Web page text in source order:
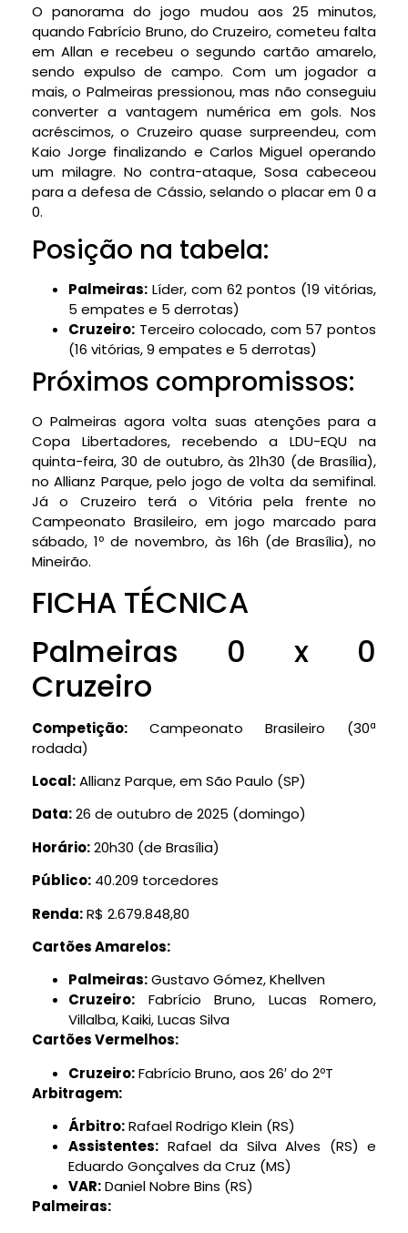
O panorama do jogo mudou aos 25 minutos,
quando Fabrício Bruno, do Cruzeiro, cometeu falta
em Allan e recebeu o segundo cartão amarelo,
sendo expulso de campo. Com um jogador a
mais, o Palmeiras pressionou, mas não conseguiu
converter a vantagem numérica em gols. Nos
acréscimos, o Cruzeiro quase surpreendeu, com
Kaio Jorge finalizando e Carlos Miguel operando
um milagre. No contra-ataque, Sosa cabeceou
para a defesa de Cássio, selando o placar em 0 a
0.
Posição na tabela:
Palmeiras: Líder, com 62 pontos (19 vitórias,
5 empates e 5 derrotas)
Cruzeiro: Terceiro colocado, com 57 pontos
(16 vitórias, 9 empates e 5 derrotas)
Próximos compromissos:
O Palmeiras agora volta suas atenções para a
Copa Libertadores, recebendo a LDU-EQU na
quinta-feira, 30 de outubro, às 21h30 (de Brasília),
no Allianz Parque, pelo jogo de volta da semifinal.
Já o Cruzeiro terá o Vitória pela frente no
Campeonato Brasileiro, em jogo marcado para
sábado, 1º de novembro, às 16h (de Brasília), no
Mineirão.
FICHA TÉCNICA
Palmeiras 0 x 0
Cruzeiro
Competição: Campeonato Brasileiro (30ª
rodada)
Local:Allianz Parque, em São Paulo (SP)
Data:26 de outubro de 2025 (domingo)
Horário:20h30 (de Brasília)
Público: 40.209 torcedores
Renda:R$ 2.679.848,80
Cartões Amarelos:
Palmeiras:Gustavo Gómez, Khellven
Cruzeiro: Fabrício Bruno, Lucas Romero,
Villalba, Kaiki, Lucas Silva
Cartões Vermelhos:
Cruzeiro:Fabrício Bruno, aos 26′ do 2ºT
Arbitragem:
Árbitro:Rafael Rodrigo Klein (RS)
Assistentes: Rafael da Silva Alves (RS) e
Eduardo Gonçalves da Cruz (MS)
VAR:Daniel Nobre Bins (RS)
Palmeiras: